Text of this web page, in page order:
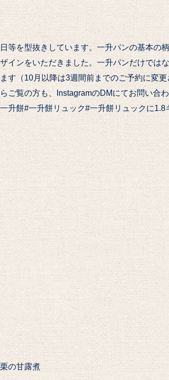
日等を型抜きしています。一升パンの基本の
ザインをいただきました。一升パンだけでは
ます（10月以降は3週間前までのご予約に変
らご覧の方も、InstagramのDMにてお問い合
一升餅#一升餅リュック#一升餅リュックに
栗の甘露煮